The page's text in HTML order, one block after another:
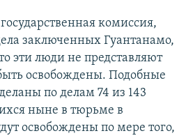
комиссия,
заключенных Гуантанамо,
эти люди не представляют
освобождены. Подобные
по делам 74 из 143
ныне в тюрьме в
освобождены по мере того,